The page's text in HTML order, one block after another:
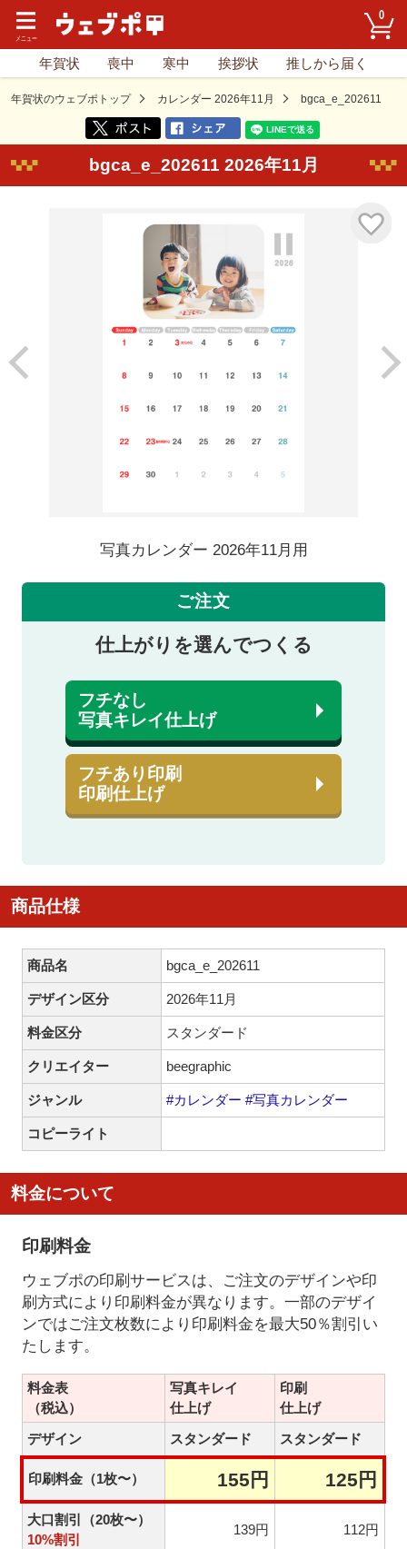
0
年賀状 喪中 寒中 挨拶状 推しから届く
年賀状のウェブポトップ カレンダー 2026年11月 bgca_e_202611
bgca_e_202611 2026年11月
写真カレンダー 2026年11月用
ご注文
仕上がりを選んでつくる
フチなし
写真キレイ仕上げ
フチあり印刷
印刷仕上げ
商品仕様
商品名 bgca_e_202611
デザイン区分 2026年11月
料金区分 スタンダード
クリエイター beegraphic
ジャンル #カレンダー #写真カレンダー
コピーライト
料金について
印刷料金
ウェブポの印刷サービスは、ご注文のデザインや印
刷方式により印刷料金が異なります。一部のデザイ
ンではご注文枚数により印刷料金を最大50％割引い
たします。
料金表
（税込）
写真キレイ
仕上げ
印刷
仕上げ
デザイン
スタンダード スタンダード
印刷料金（1枚〜） 155円 125円
大口割引（20枚〜）
10%割引
139円 112円